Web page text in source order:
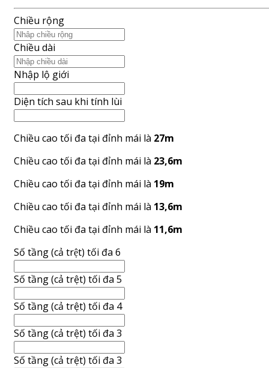
Chiều rộng
Chiều dài
Nhập lộ giới
Diện tích sau khi tính lùi
Chiều cao tối đa tại đỉnh mái là 27m
Chiều cao tối đa tại đỉnh mái là 23,6m
Chiều cao tối đa tại đỉnh mái là 19m
Chiều cao tối đa tại đỉnh mái là 13,6m
Chiều cao tối đa tại đỉnh mái là 11,6m
Số tầng (cả trệt) tối đa 6
Số tầng (cả trệt) tối đa 5
Số tầng (cả trệt) tối đa 4
Số tầng (cả trệt) tối đa 3
Số tầng (cả trệt) tối đa 3